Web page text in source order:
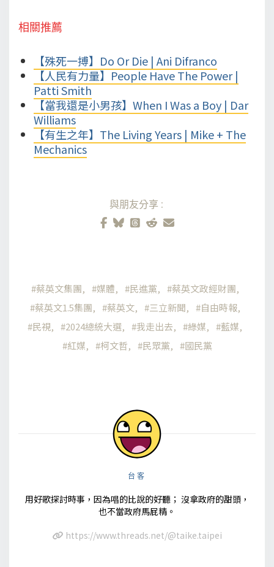
相關推薦
【殊死一搏】Do Or Die | Ani Difranco
【人民有力量】People Have The Power |
Patti Smith
【當我還是小男孩】When I Was a Boy | Dar
Williams
【有生之年】The Living Years | Mike + The
Mechanics
與朋友分享:
蔡英文集團 媒體 民進黨
蔡英文政經財團
蔡英文1.5集團
蔡英文 三立新聞
自由時報
民視
2024總統大選 我走出去 綠媒
藍媒
紅媒
柯文哲 民眾黨 國民黨
台客
用好歌探討時事，因為唱的比說的好聽； 沒拿政府的甜頭，
也不當政府馬屁精。
https://www.threads.net/@taike.taipei